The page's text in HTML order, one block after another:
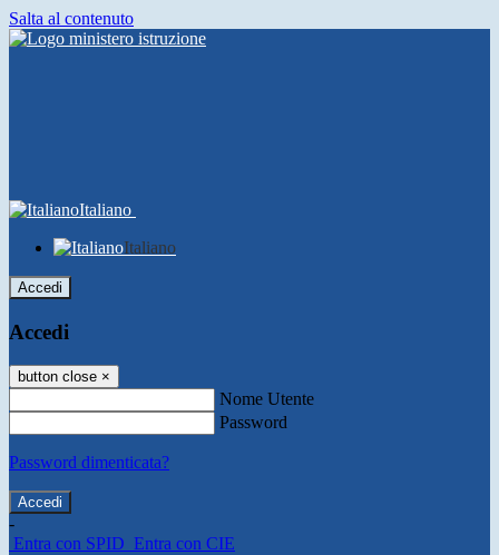
Salta al contenuto
Italiano
Italiano
Accedi
Accedi
button close ×
Nome Utente
Password
Password dimenticata?
-
Entra con SPID Entra con CIE